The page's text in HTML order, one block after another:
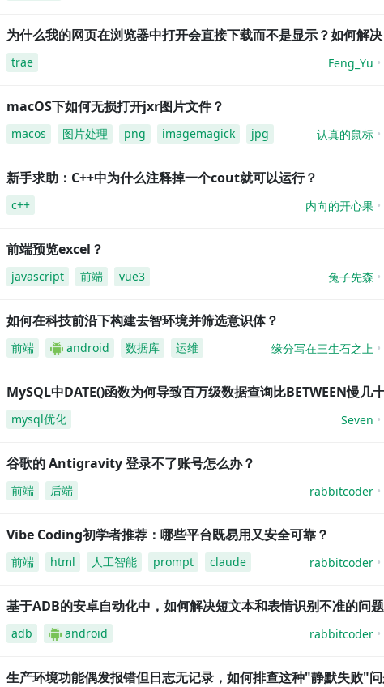
为什么我的网页在浏览器中打开会直接下载而不是显示？如何解决
trae Feng_Yu
macOS下如何无损打开jxr图片文件？
macos 图片处理 png imagemagick jpg 认真的鼠标
新手求助：C++中为什么注释掉一个cout就可以运行？
c++ 内向的开心果
前端预览excel？
javascript 前端 vue3 兔子先森
如何在科技前沿下构建去智环境并筛选意识体？
前端 android 数据库 运维 缘分写在三生石之上
MySQL中DATE()函数为何导致百万级数据查询比BETWEEN慢几
mysql优化 Seven
谷歌的 Antigravity 登录不了账号怎么办？
前端 后端 rabbitcoder
Vibe Coding初学者推荐：哪些平台既易用又安全可靠？
前端 html 人工智能 prompt claude rabbitcoder
基于ADB的安卓自动化中，如何解决短文本和表情识别不准的问
adb android rabbitcoder
生产环境功能偶发报错但日志无记录，如何排查这种"静默失败"问